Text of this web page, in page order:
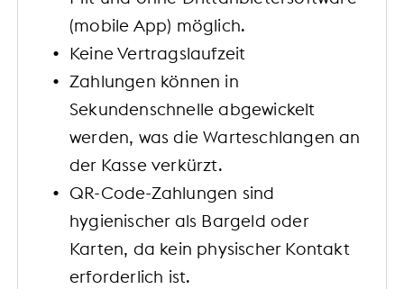
(mobile App) möglich.
Keine Vertragslaufzeit
Zahlungen können in
Sekundenschnelle abgewickelt
werden, was die Warteschlangen an
der Kasse verkürzt.
QR-Code-Zahlungen sind
hygienischer als Bargeld oder
Karten, da kein physischer Kontakt
erforderlich ist.